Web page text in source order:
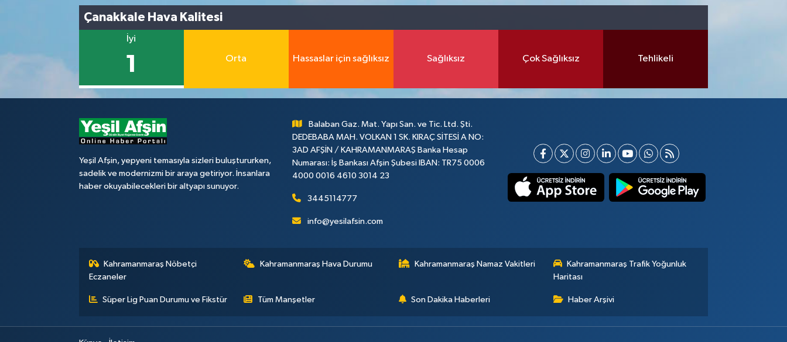
Çanakkale Hava Kalitesi
İyi
1 Orta Hassaslar için sağlıksız Sağlıksız Çok Sağlıksız Tehlikeli
Yeşil Afşin, yepyeni temasıyla sizleri buluştururken,
sadelik ve modernizmi bir araya getiriyor. İnsanlara
haber okuyabilecekleri bir altyapı sunuyor.
Balaban Gaz. Mat. Yapı San. ve Tic. Ltd. Şti.
DEDEBABA MAH. VOLKAN 1 SK. KIRAÇ SİTESİ A NO:
3AD AFŞİN / KAHRAMANMARAŞ Banka Hesap
Numarası: İş Bankası Afşin Şubesi IBAN: TR75 0006
4000 0016 4610 3014 23
3445114777
info@yesilafsin.com
Kahramanmaraş Nöbetçi
Eczaneler
Kahramanmaraş Hava Durumu Kahramanmaraş Namaz Vakitleri
Kahramanmaraş Trafik Yoğunluk
Haritası
Süper Lig Puan Durumu ve Fikstür Tüm Manşetler Son Dakika Haberleri Haber Arşivi